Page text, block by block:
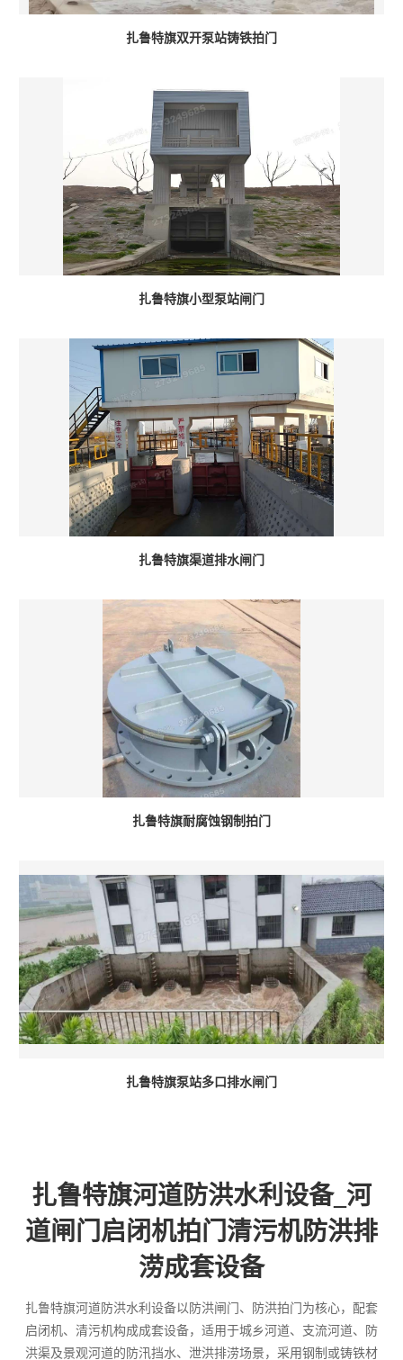
扎鲁特旗双开泵站铸铁拍门
扎鲁特旗小型泵站闸门
扎鲁特旗渠道排水闸门
扎鲁特旗耐腐蚀钢制拍门
扎鲁特旗泵站多口排水闸门
扎鲁特旗河道防洪水利设备_河
道闸门启闭机拍门清污机防洪排
涝成套设备
扎鲁特旗河道防洪水利设备以防洪闸门、防洪拍门为核心，配套
启闭机、清污机构成成套设备，适用于城乡河道、支流河道、防
洪渠及景观河道的防汛挡水、泄洪排涝场景，采用钢制或铸铁材